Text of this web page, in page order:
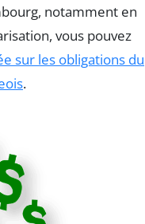
notamment en
vous pouvez
sur les obligations du
.